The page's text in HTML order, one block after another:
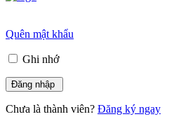
Quên mật khẩu
Ghi nhớ
Chưa là thành viên? Đăng ký ngay